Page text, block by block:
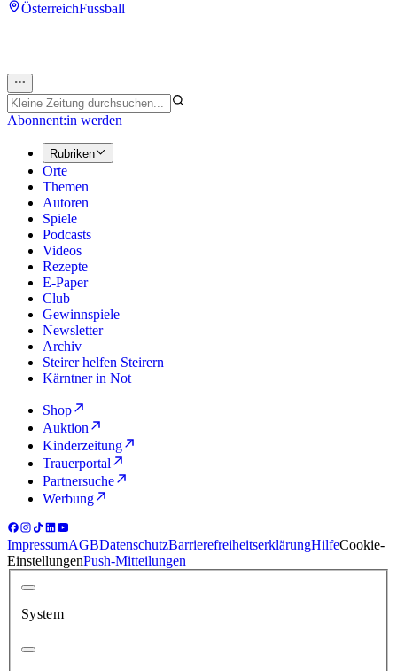
ÖsterreichFussball
Abonnent:in werden
Rubriken
Orte
Themen
Autoren
Spiele
Podcasts
Videos
Rezepte
E-Paper
Club
Gewinnspiele
Newsletter
Archiv
Steirer helfen Steirern
Kärntner in Not
Shop
Auktion
Kinderzeitung
Trauerportal
Partnersuche
Werbung
ImpressumAGBDatenschutzBarrierefreiheitserklärungHilfeCookie-
EinstellungenPush-Mitteilungen
System